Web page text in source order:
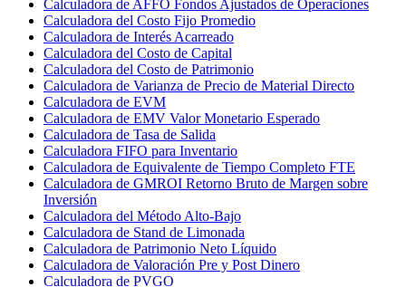
Calculadora de AFFO Fondos Ajustados de Operaciones
Calculadora del Costo Fijo Promedio
Calculadora de Interés Acarreado
Calculadora del Costo de Capital
Calculadora del Costo de Patrimonio
Calculadora de Varianza de Precio de Material Directo
Calculadora de EVM
Calculadora de EMV Valor Monetario Esperado
Calculadora de Tasa de Salida
Calculadora FIFO para Inventario
Calculadora de Equivalente de Tiempo Completo FTE
Calculadora de GMROI Retorno Bruto de Margen sobre
Inversión
Calculadora del Método Alto-Bajo
Calculadora de Stand de Limonada
Calculadora de Patrimonio Neto Líquido
Calculadora de Valoración Pre y Post Dinero
Calculadora de PVGO